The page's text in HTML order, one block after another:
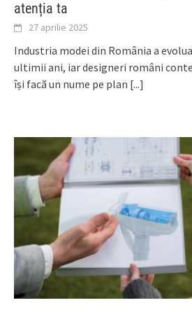
atenția ta
27 aprilie 2025
Industria modei din România a
ultimii ani, iar designeri români
își facă un nume pe plan [...]